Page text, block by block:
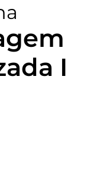
I